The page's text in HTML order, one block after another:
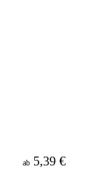
ab 5,39 €